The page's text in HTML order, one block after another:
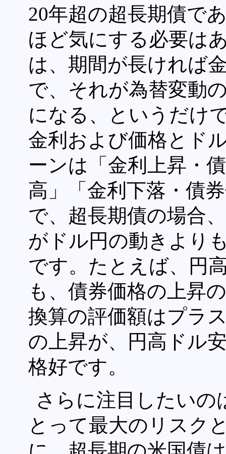
20年超の超長期債で
ほど気にする必要は
は、期間が長ければ
で、それが為替変動
になる、というだけ
金利および価格とド
ーンは「金利上昇・
高」「金利下落・債
で、超長期債の場合
がドル円の動きより
です。たとえば、円
も、債券価格の上昇
換算の評価額はプラ
の上昇が、円高ドル
格好です。
さらに注目したいの
とって最大のリスク